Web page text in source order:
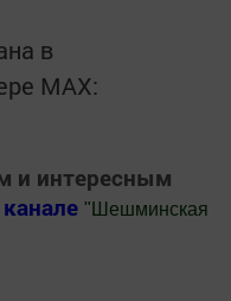
в
MАХ:
и интересным
" Шешминская